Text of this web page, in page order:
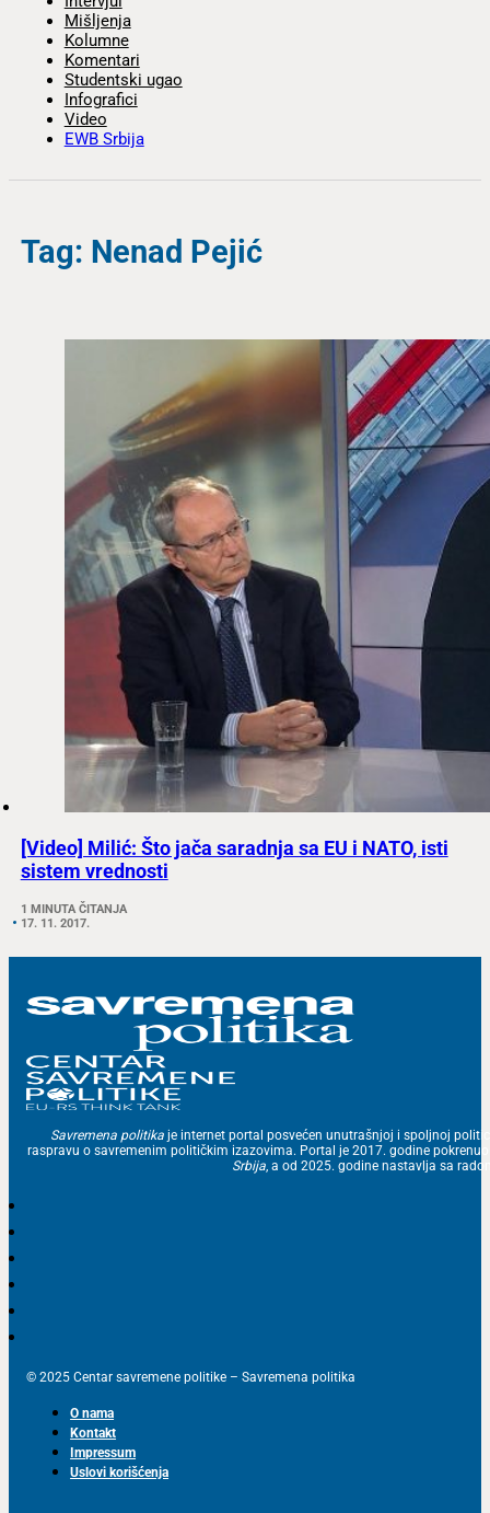
Mišljenja
Kolumne
Komentari
Studentski ugao
Infografici
Video
EWB Srbija
Tag: Nenad Pejić
[Video] Milić: Što jača saradnja sa EU i NATO, isti
sistem vrednosti
1 MINUTA ČITANJA
17. 11. 2017.
Savremena politika je internet portal posvećen unutrašnjoj i spoljnoj
raspravu o savremenim političkim izazovima. Portal je 2017. godine
Srbija, a od 2025. godine nastavlja sa
© 2025 Centar savremene politike – Savremena politika
O nama
Kontakt
Impressum
Uslovi korišćenja